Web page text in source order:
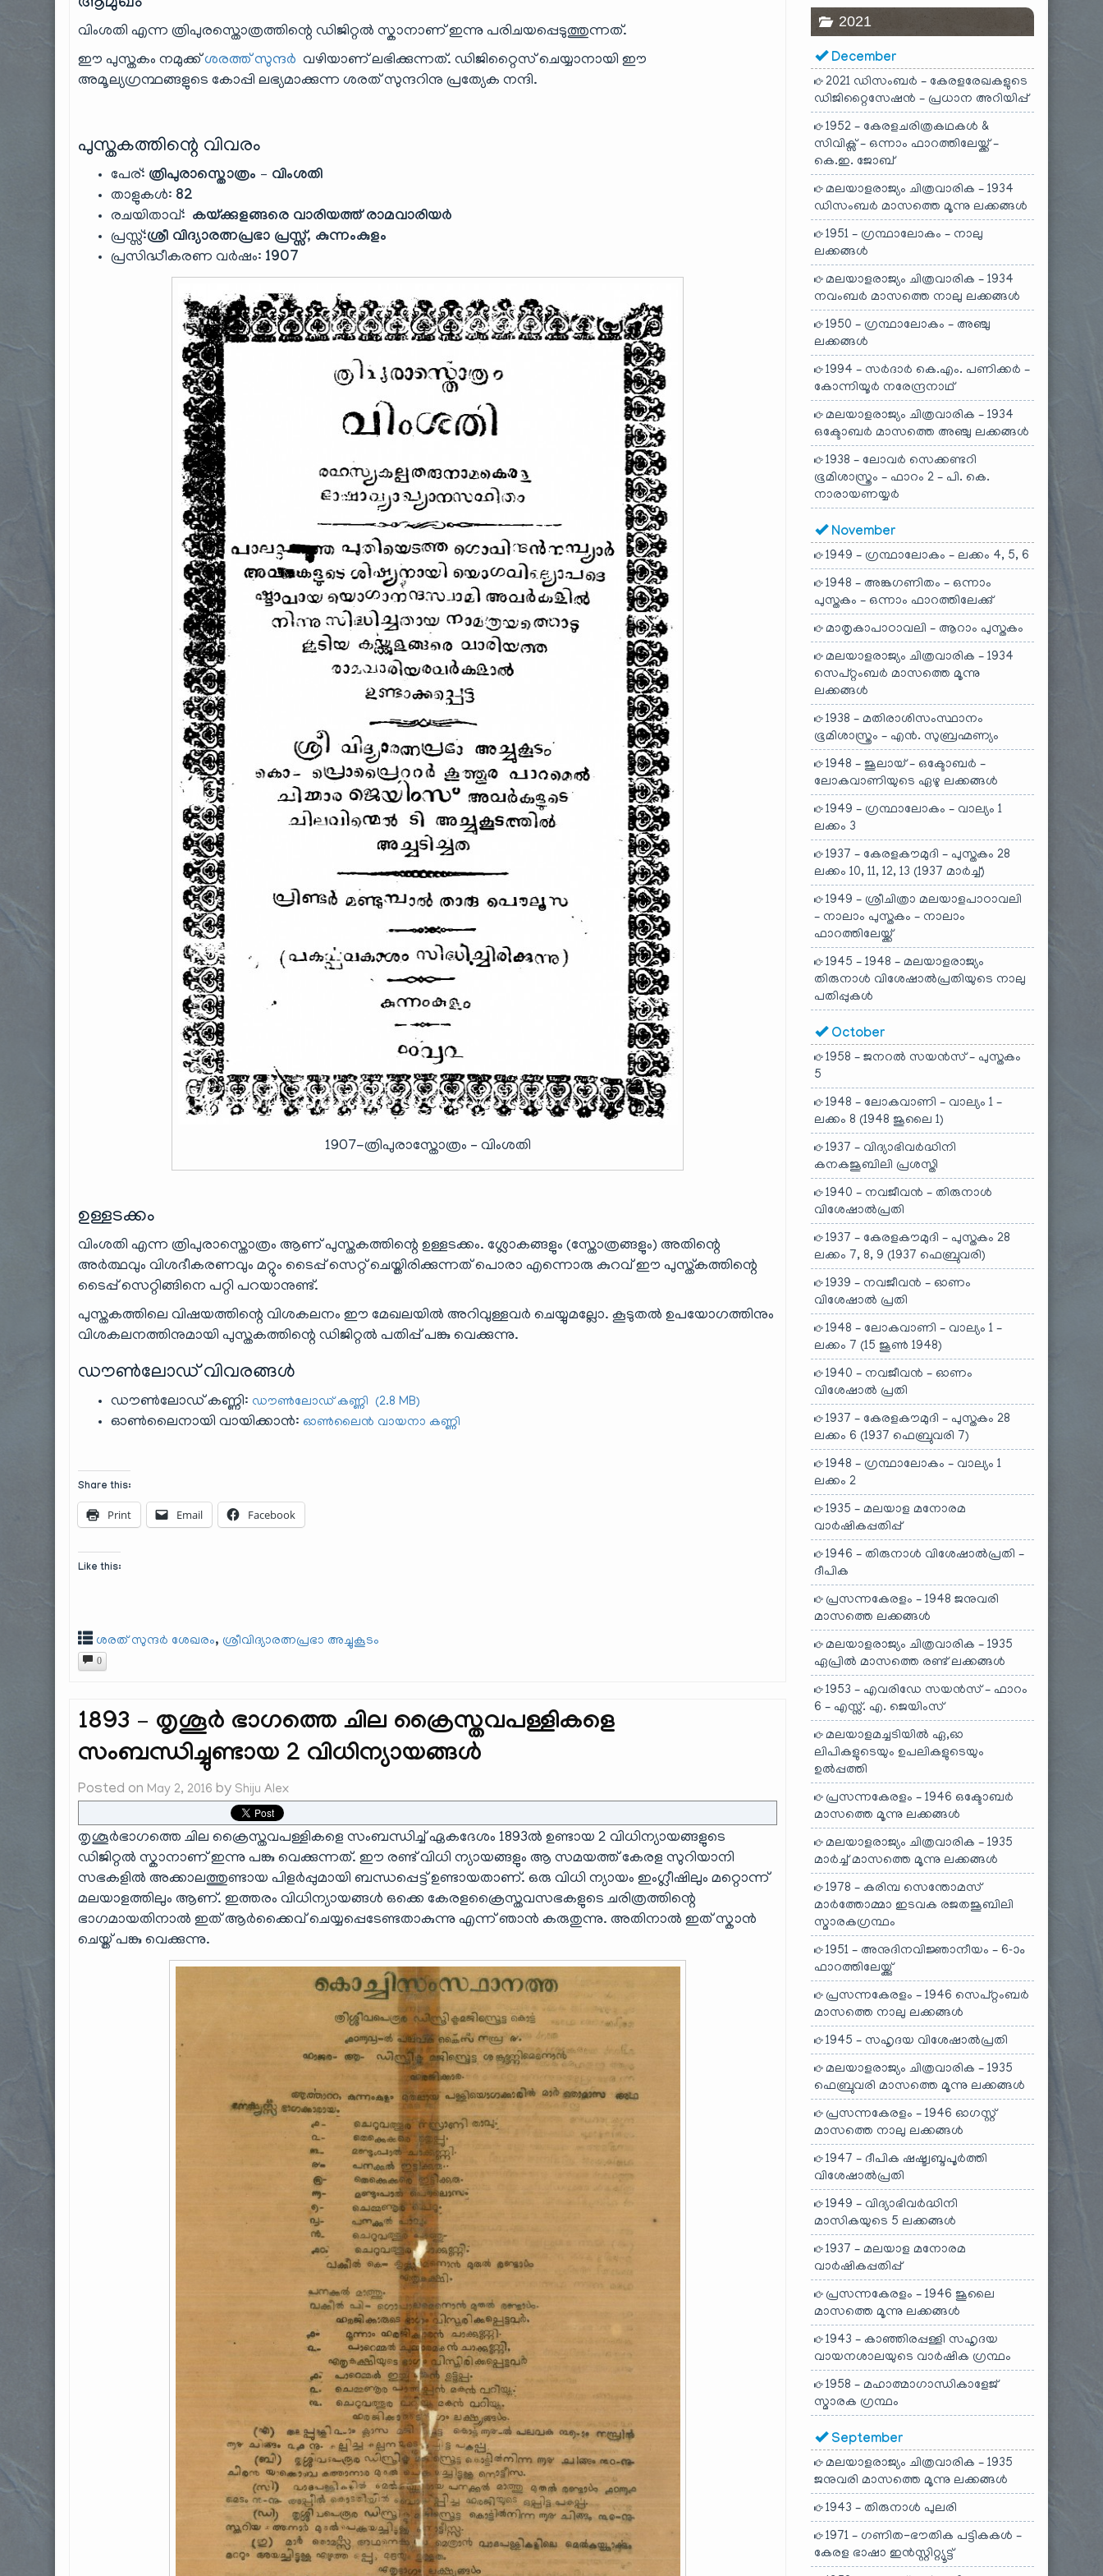
വിംശതി എന്ന ത്രിപുരസ്തൊത്രത്തിന്റെ ഡിജിറ്റൽ സ്കാനാണ് ഇന്നു പരിചയപ്പെടുത്തുന്നത്.
ഈ പുസ്തകം നമുക്ക്ശരത്ത് സുന്ദർ വഴിയാണ് ലഭിക്കുന്നത്. ഡിജിറ്റൈസ് ചെയ്യാനായി ഈ
അമൂല്യഗ്രന്ഥങ്ങളുടെ കോപ്പി ലഭ്യമാക്കുന്ന ശരത് സുന്ദറിനു പ്രത്യേക നന്ദി.
പുസ്തകത്തിന്റെ വിവരം
പേര്: ത്രിപുരാസ്തൊത്രം – വിംശതി
താളുകൾ: 82
രചയിതാവ്: കയ്ക്കുളങ്ങരെ വാരിയത്ത് രാമവാരിയർ
പ്രസ്സ്:ശ്രീ വിദ്യാരത്നപ്രഭാ പ്രസ്സ്, കുന്നംകുളം
പ്രസിദ്ധീകരണ വർഷം: 1907
1907-ത്രിപുരാസ്തോത്രം – വിംശതി
ഉള്ളടക്കം
വിംശതി എന്ന ത്രിപുരാസ്തൊത്രം ആണ് പുസ്തകത്തിന്റെ ഉള്ളടക്കം. ശ്ലോകങ്ങളും (സ്തോത്രങ്ങളും) അതിന്റെ
അർത്ഥവും വിശദീകരണവും മറ്റും ടൈപ്പ് സെറ്റ് ചെയ്തിരിക്കുന്നത് പൊരാ എന്നൊരു കുറവ് ഈ പുസ്ത്കത്തിന്റെ
ടൈപ്പ് സെറ്റിങ്ങിനെ പറ്റി പറയാനുണ്ട്.
പുസ്തകത്തിലെ വിഷയത്തിന്റെ വിശകലനം ഈ മേഖലയിൽ അറിവുള്ളവർ ചെയ്യുമല്ലോ. കൂടുതൽ ഉപയോഗത്തിനും
വിശകലനത്തിനുമായി പുസ്തകത്തിന്റെ ഡിജിറ്റൽ പതിപ്പ് പങ്കു വെക്കുന്നു.
ഡൗൺലോഡ് വിവരങ്ങൾ
ഡൗൺലോഡ് കണ്ണി: ഡൗൺലോഡ് കണ്ണി (2.8 MB)
ഓൺലൈനായി വായിക്കാൻ: ഓൺലൈൻ വായനാ കണ്ണി
Share this:
Print Email Facebook
Like this:
ശരത് സുന്ദർ ശേഖരം, ശ്രീവിദ്യാരത്നപ്രഭാ അച്ചുകൂടം
0
1893 – തൃശൂർ ഭാഗത്തെ ചില ക്രൈസ്തവപള്ളികളെ
സംബന്ധിച്ചുണ്ടായ 2 വിധിന്യായങ്ങൾ
Posted on May 2, 2016 by Shiju Alex
തൃശൂർഭാഗത്തെ ചില ക്രൈസ്തവപള്ളികളെ സംബന്ധിച്ച് ഏകദേശം 1893ൽ ഉണ്ടായ 2 വിധിന്യായങ്ങളുടെ
ഡിജിറ്റൽ സ്കാനാണ് ഇന്നു പങ്കു വെക്കുന്നത്. ഈ രണ്ട് വിധി ന്യായങ്ങളും ആ സമയത്ത് കേരള സുറിയാനി
സഭകളിൽ അക്കാലത്തുണ്ടായ പിളർപ്പുമായി ബന്ധപ്പെട്ട് ഉണ്ടായതാണ്. ഒരു വിധി ന്യായം ഇംഗ്ലീഷിലും മറ്റൊന്ന്
മലയാളത്തിലും ആണ്. ഇത്തരം വിധിന്യായങ്ങൾ ഒക്കെ കേരളക്രൈസ്തവസഭകളുടെ ചരിത്രത്തിന്റെ
ഭാഗമായതിനാൽ ഇത് ആർക്കൈവ് ചെയ്യപ്പെടേണ്ടതാകുന്നു എന്ന് ഞാൻ കരുതുന്നു. അതിനാൽ ഇത് സ്കാൻ
ചെയ്ത് പങ്കു വെക്കുന്നു.
2021
December
2021 ഡിസംബർ – കേരളരേഖകളുടെ
ഡിജിറ്റൈസേഷൻ – പ്രധാന അറിയിപ്പ്
1952 – കേരളചരിത്രകഥകൾ &
സിവിക്സ് – ഒന്നാം ഫാറത്തിലേയ്ക്ക് –
കെ.ഇ. ജോബ്
മലയാളരാജ്യം ചിത്രവാരിക – 1934
ഡിസംബർ മാസത്തെ മൂന്നു ലക്കങ്ങൾ
1951 – ഗ്രന്ഥാലോകം – നാലു
ലക്കങ്ങൾ
മലയാളരാജ്യം ചിത്രവാരിക – 1934
നവംബർ മാസത്തെ നാലു ലക്കങ്ങൾ
1950 – ഗ്രന്ഥാലോകം – അഞ്ചു
ലക്കങ്ങൾ
1994 – സർദാർ കെ.എം. പണിക്കർ –
കോന്നിയൂർ നരേന്ദ്രനാഥ്
മലയാളരാജ്യം ചിത്രവാരിക – 1934
ഒക്ടോബർ മാസത്തെ അഞ്ചു ലക്കങ്ങൾ
1938 – ലോവർ സെക്കണ്ടറി
ഭൂമിശാസ്ത്രം – ഫാറം 2 – പി. കെ.
നാരായണയ്യർ
November
1949 – ഗ്രന്ഥാലോകം – ലക്കം 4, 5, 6
1948 – അങ്കഗണിതം – ഒന്നാം
പുസ്തകം – ഒന്നാം ഫാറത്തിലേക്കു്
മാതൃകാപാഠാവലി – ആറാം പുസ്തകം
മലയാളരാജ്യം ചിത്രവാരിക – 1934
സെപ്റ്റംബർ മാസത്തെ മൂന്നു
ലക്കങ്ങൾ
1938 – മതിരാശിസംസ്ഥാനം
ഭൂമിശാസ്ത്രം – എൻ. സുബ്രഹ്മണ്യം
1948 – ജൂലായ് – ഒക്ടോബർ –
ലോകവാണിയുടെ ഏഴു ലക്കങ്ങൾ
1949 – ഗ്രന്ഥാലോകം – വാല്യം 1
ലക്കം 3
1937 – കേരളകൗമുദി – പുസ്തകം 28
ലക്കം 10, 11, 12, 13 (1937 മാർച്ച്)
1949 – ശ്രീചിത്രാ മലയാളപാഠാവലി
– നാലാം പുസ്തകം – നാലാം
ഫാറത്തിലേയ്ക്ക്
1945 – 1948 – മലയാളരാജ്യം
തിരുനാൾ വിശേഷാൽപ്രതിയുടെ നാലു
പതിപ്പുകൾ
October
1958 – ജനറൽ സയൻസ് – പുസ്തകം
5
1948 – ലോകവാണി – വാല്യം 1 –
ലക്കം 8 (1948 ജൂലൈ 1)
1937 – വിദ്യാഭിവർദ്ധിനി
കനകജൂബിലി പ്രശസ്തി
1940 – നവജീവൻ – തിരുനാൾ
വിശേഷാൽപ്രതി
1937 – കേരളകൗമുദി – പുസ്തകം 28
ലക്കം 7, 8, 9 (1937 ഫെബ്രുവരി)
1939 – നവജീവൻ – ഓണം
വിശേഷാൽ പ്രതി
1948 – ലോകവാണി – വാല്യം 1 –
ലക്കം 7 (15 ജൂൺ 1948)
1940 – നവജീവൻ – ഓണം
വിശേഷാൽ പ്രതി
1937 – കേരളകൗമുദി – പുസ്തകം 28
ലക്കം 6 (1937 ഫെബ്രുവരി 7)
1948 – ഗ്രന്ഥാലോകം – വാല്യം 1
ലക്കം 2
1935 – മലയാള മനോരമ
വാർഷികപ്പതിപ്പ്
1946 – തിരുനാൾ വിശേഷാൽപ്രതി –
ദീപിക
പ്രസന്നകേരളം – 1948 ജനുവരി
മാസത്തെ ലക്കങ്ങൾ
മലയാളരാജ്യം ചിത്രവാരിക – 1935
ഏപ്രിൽ മാസത്തെ രണ്ട് ലക്കങ്ങൾ
1953 – എവരിഡേ സയൻസ് – ഫാറം
6 – എസ്സ്. എ. ജെയിംസ്
മലയാളമച്ചടിയിൽ ഏ,ഓ
ലിപികളുടെയും ഉപലികളുടെയും
ഉൽപ്പത്തി
പ്രസന്നകേരളം – 1946 ഒക്ടോബർ
മാസത്തെ മൂന്നു ലക്കങ്ങൾ
മലയാളരാജ്യം ചിത്രവാരിക – 1935
മാർച്ച് മാസത്തെ മൂന്നു ലക്കങ്ങൾ
1978 – കരിമ്പ സെന്തോമസ്
മാർത്തോമ്മാ ഇടവക രജതജൂബിലി
സ്മാരകഗ്രന്ഥം
1951 – അനുദിനവിജ്ഞാനീയം – 6-ാം
ഫാറത്തിലേയ്ക്കു്
പ്രസന്നകേരളം – 1946 സെപ്റ്റംബർ
മാസത്തെ നാലു ലക്കങ്ങൾ
1945 – സഹൃദയ വിശേഷാൽപ്രതി
മലയാളരാജ്യം ചിത്രവാരിക – 1935
ഫെബ്രുവരി മാസത്തെ മൂന്നു ലക്കങ്ങൾ
പ്രസന്നകേരളം – 1946 ഓഗസ്റ്റ്
മാസത്തെ നാലു ലക്കങ്ങൾ
1947 – ദീപിക ഷഷ്ട്വബ്ദപൂർത്തി
വിശേഷാൽപ്രതി
1949 – വിദ്യാഭിവർദ്ധിനി
മാസികയുടെ 5 ലക്കങ്ങൾ
1937 – മലയാള മനോരമ
വാർഷികപ്പതിപ്പ്
പ്രസന്നകേരളം – 1946 ജൂലൈ
മാസത്തെ മൂന്നു ലക്കങ്ങൾ
1943 – കാഞ്ഞിരപ്പള്ളി സഹൃദയ
വായനശാലയുടെ വാർഷിക ഗ്രന്ഥം
1958 – മഹാത്മാഗാന്ധികാളേജ്
സ്മാരക ഗ്രന്ഥം
September
മലയാളരാജ്യം ചിത്രവാരിക – 1935
ജനുവരി മാസത്തെ മൂന്നു ലക്കങ്ങൾ
1943 – തിരുനാൾ പുലരി
1971 – ഗണിത-ഭൗതിക പട്ടികകൾ –
കേരള ഭാഷാ ഇൻസ്റ്റിറ്റ്യൂട്ട്